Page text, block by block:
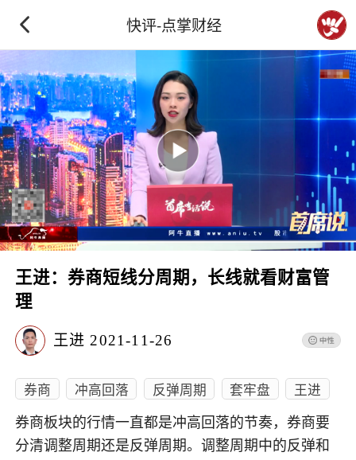
快评-点掌财经
王进：券商短线分周期，长线就看财富管
理
王进 2021-11-26
券商 冲高回落 反弹周期 套牢盘 王进
券商板块的行情一直都是冲高回落的节奏，券商要
分清调整周期还是反弹周期。调整周期中的反弹和